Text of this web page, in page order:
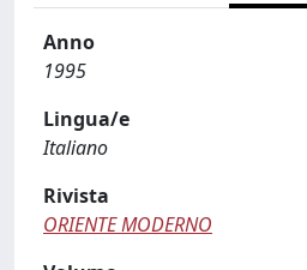
Anno
1995
Lingua/e
Italiano
Rivista
ORIENTE MODERNO